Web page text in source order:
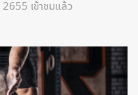
เข้าชมแล้ว